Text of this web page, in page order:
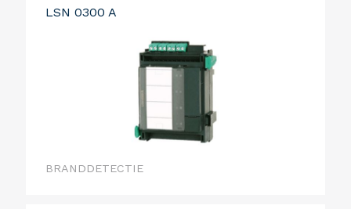
LSN 0300 A
BRANDDETECTIE